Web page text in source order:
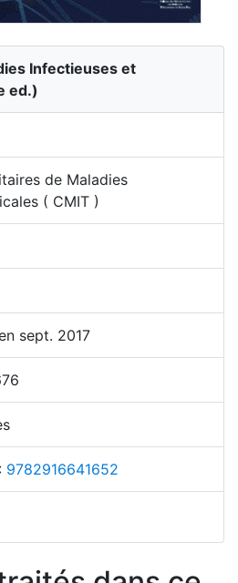
Infectieuses et
ed.)
de Maladies
( CMIT )
sept. 2017
9782916641652